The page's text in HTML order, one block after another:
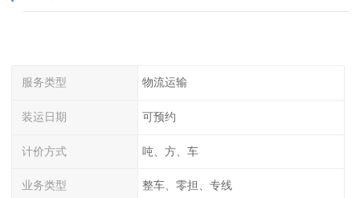
服务类型 物流运输
装运日期 可预约
计价方式 吨、方、车
业务类型 整车、零担、专线